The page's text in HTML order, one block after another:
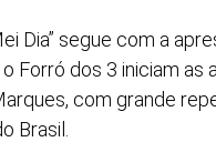
Dia” segue com a
o Forró dos 3 iniciam
com grande
Brasil.